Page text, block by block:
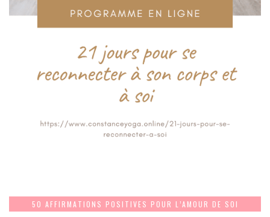
50 AFFIRMATIONS POSITIVES POUR L’AMOUR DE SOI